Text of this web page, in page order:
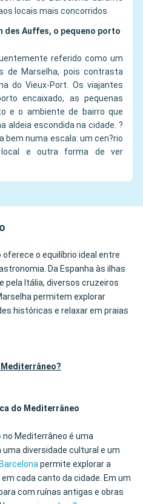
locais mais concorridos.
des Auffes, o pequeno porto
referido como um
de Marselha, pois contrasta
do Vieux-Port. Os viajantes
encaixado, as pequenas
e o ambiente de bairro que
aldeia escondida na cidade. ?
bem numa escala: um cen?rio
local e outra forma de ver
o equilíbrio ideal entre
Da Espanha às ilhas
pela Itália, diversos cruzeiros
permitem explorar
históricas e relaxar em praias
do Mediterrâneo
no Mediterrâneo é uma
diversidade cultural e um
permite explorar a
cada canto da cidade. Em um
com ruínas antigas e obras